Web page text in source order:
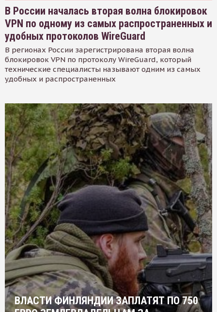
В России началась вторая волна блокировок
VPN по одному из самых распространенных и
удобных протоколов WireGuard
В регионах России зарегистрирована вторая волна
блокировок VPN по протоколу WireGuard, который
технические специалисты называют одним из самых
удобных и распространенных
ВЛАСТИ ФИНЛЯНДИИ ЗАПЛАТЯТ ПО 750